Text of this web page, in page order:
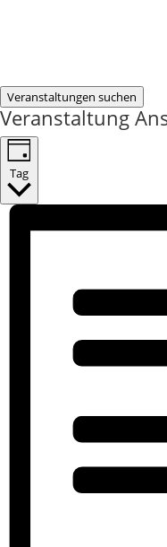
Veranstaltungen suchen
Veranstaltung
Tag